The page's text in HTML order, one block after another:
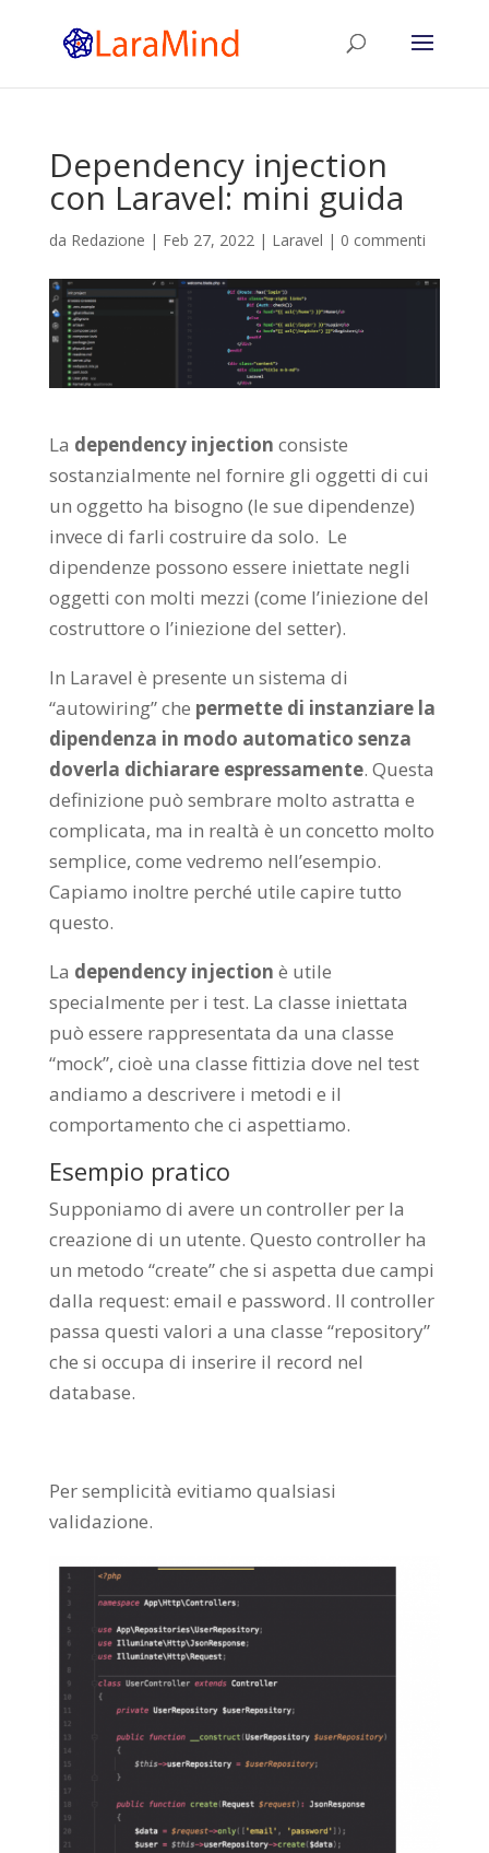
Dependency injection
con Laravel: mini guida
da Redazione | Feb 27, 2022| Laravel | 0 commenti
La dependency injection consiste
sostanzialmente nel fornire gli oggetti di cui
un oggetto ha bisogno (le sue dipendenze)
invece di farli costruire da solo. Le
dipendenze possono essere iniettate negli
oggetti con molti mezzi (come l’iniezione del
costruttore o l’iniezione del setter).
In Laravel è presente un sistema di
“autowiring” che permette di instanziare la
dipendenza in modo automatico senza
doverla dichiarare espressamente. Questa
definizione può sembrare molto astratta e
complicata, ma in realtà è un concetto molto
semplice, come vedremo nell’esempio.
Capiamo inoltre perché utile capire tutto
questo.
La dependency injection è utile
specialmente per i test. La classe iniettata
può essere rappresentata da una classe
“mock”, cioè una classe fittizia dove nel test
andiamo a descrivere i metodi e il
comportamento che ci aspettiamo.
Esempio pratico
Supponiamo di avere un controller per la
creazione di un utente. Questo controller ha
un metodo “create” che si aspetta due campi
dalla request: email e password. Il controller
passa questi valori a una classe “repository”
che si occupa di inserire il record nel
database.
Per semplicità evitiamo qualsiasi
validazione.